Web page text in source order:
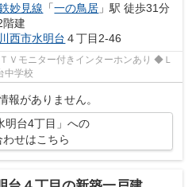
妙見線 「一の鳥居 」駅 徒歩31分
階建
川西市水明台 ４丁目2-46
モニター付きインターホンあり ◆Ｌ
中学校
報がありません。
明台4丁目」への
わせはこちら